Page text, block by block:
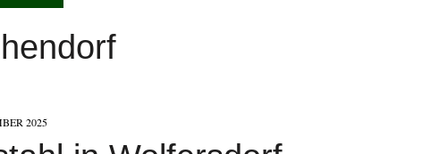
„SUPER ALEX“? MISTER UNTÄTIG WÄRE PASSEND.
ZUGRIFF AUF ONLINE-BANKING
2025